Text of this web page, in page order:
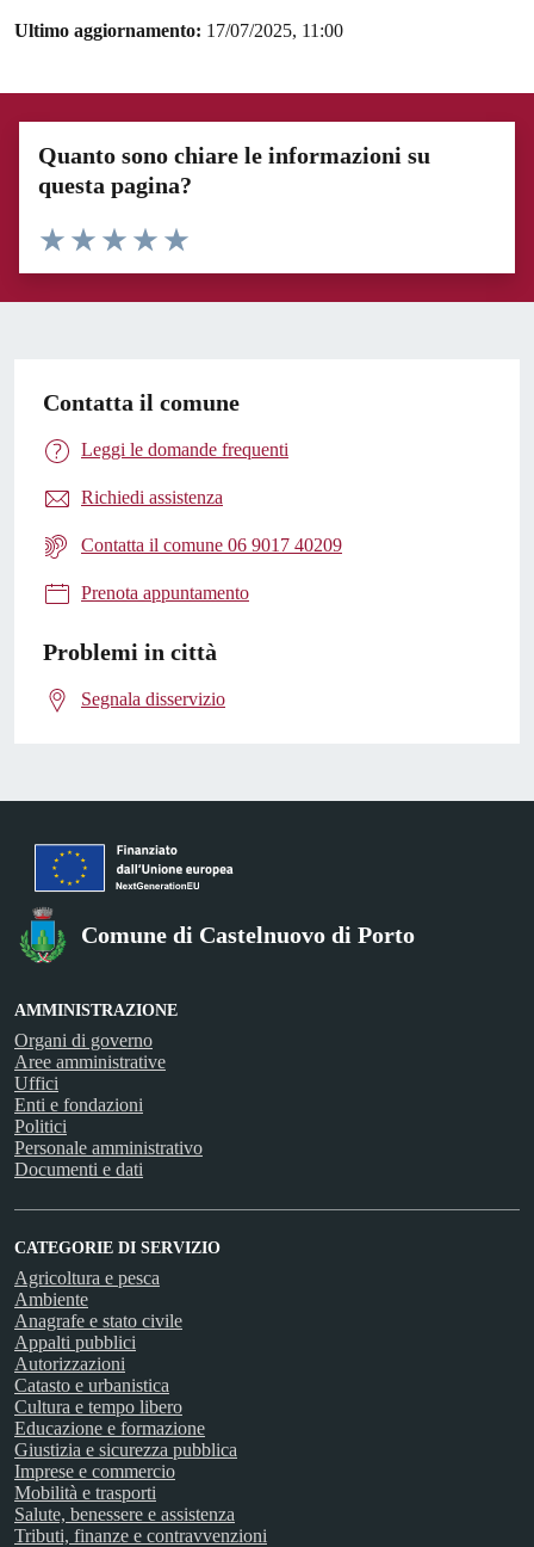
Ultimo aggiornamento: 17/07/2025, 11:00
Quanto sono chiare le informazioni su
questa pagina?
Contatta il comune
Leggi le domande frequenti
Richiedi assistenza
Contatta il comune 06 9017 40209
Prenota appuntamento
Problemi in città
Segnala disservizio
Comune di Castelnuovo di Porto
AMMINISTRAZIONE
Organi di governo
Aree amministrative
Uffici
Enti e fondazioni
Politici
Personale amministrativo
Documenti e dati
CATEGORIE DI SERVIZIO
Agricoltura e pesca
Ambiente
Anagrafe e stato civile
Appalti pubblici
Autorizzazioni
Catasto e urbanistica
Cultura e tempo libero
Educazione e formazione
Giustizia e sicurezza pubblica
Imprese e commercio
Mobilità e trasporti
Salute, benessere e assistenza
Tributi, finanze e contravvenzioni